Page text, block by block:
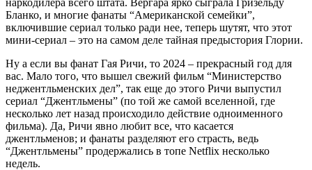
Бланко, и многие фанаты “Американской семейки”,
включившие сериал только ради нее, теперь шутят, что этот
мини-сериал – это на самом деле тайная предыстория Глории.
Ну а если вы фанат Гая Ричи, то 2024 – прекрасный год для
вас. Мало того, что вышел свежий фильм “Министерство
неджентльменских дел”, так еще до этого Ричи выпустил
сериал “Джентльмены” (по той же самой вселенной, где
несколько лет назад происходило действие одноименного
фильма). Да, Ричи явно любит все, что касается
джентльменов; и фанаты разделяют его страсть, ведь
“Джентльмены” продержались в топе Netflix несколько
недель.